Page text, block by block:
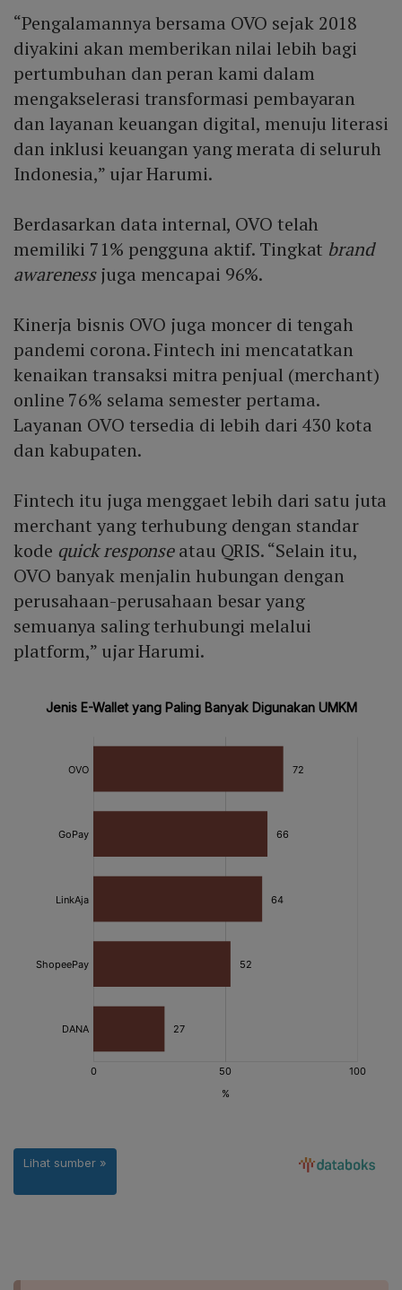
“Pengalamannya bersama OVO sejak 2018
diyakini akan memberikan nilai lebih bagi
pertumbuhan dan peran kami dalam
mengakselerasi transformasi pembayaran
dan layanan keuangan digital, menuju literasi
dan inklusi keuangan yang merata di seluruh
Indonesia,” ujar Harumi.
Berdasarkan data internal, OVO telah
memiliki 71% pengguna aktif. Tingkat brand
awarenessjuga mencapai 96%.
Kinerja bisnis OVO juga moncer di tengah
pandemi corona. Fintech ini mencatatkan
kenaikan transaksi mitra penjual (merchant)
online 76% selama semester pertama.
Layanan OVO tersedia di lebih dari 430 kota
dan kabupaten.
Fintech itu juga menggaet lebih dari satu juta
merchant yang terhubung dengan standar
kode quick responseatau QRIS. “Selain itu,
OVO banyak menjalin hubungan dengan
perusahaan-perusahaan besar yang
semuanya saling terhubungi melalui
platform,” ujar Harumi.